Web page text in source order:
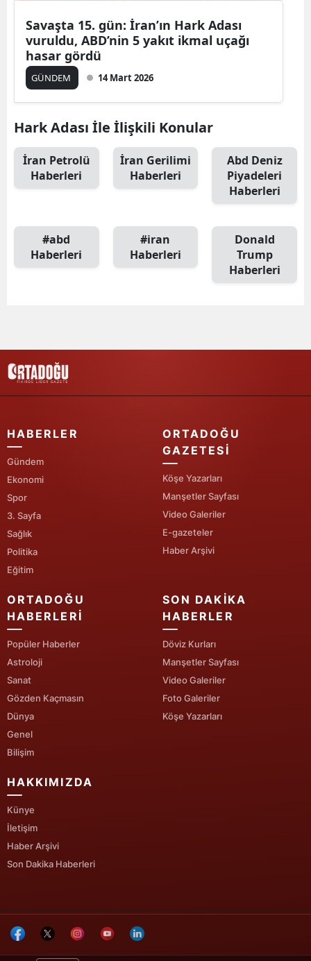
Kütahya
Malatya
Manisa
Kahramanmaraş
Mardin
Muğla
Muş
Niğde
Sivas
Tekirdağ
Trabzon
Uşak
Yozgat
Zonguldak
Savaşta 15. gün: İran’ın Hark Adası
vuruldu, ABD’nin 5 yakıt ikmal uçağı
hasar gördü
GÜNDEM 14 Mart 2026
Hark Adası İle İlişkili Konular
İran Petrolü
Haberleri
İran Gerilimi
Haberleri
Abd Deniz
Piyadeleri
Haberleri
#abd
Haberleri
#iran
Haberleri
Donald
Trump
Haberleri
HABERLER
Gündem
Ekonomi
Spor
3. Sayfa
Sağlık
Politika
Eğitim
ORTADOĞU
GAZETESI
Köşe Yazarları
Manşetler Sayfası
Video Galeriler
E-gazeteler
Haber Arşivi
ORTADOĞU
HABERLERI
Popüler Haberler
Astroloji
Sanat
Gözden Kaçmasın
Dünya
Genel
Bilişim
SON DAKIKA
HABERLER
Döviz Kurları
Manşetler Sayfası
Video Galeriler
Foto Galeriler
Köşe Yazarları
HAKKIMIZDA
Künye
İletişim
Haber Arşivi
Son Dakika Haberleri